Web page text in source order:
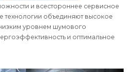
и всестороннее сервисное
объединяют высокое
уровнем шумового
и оптимальное